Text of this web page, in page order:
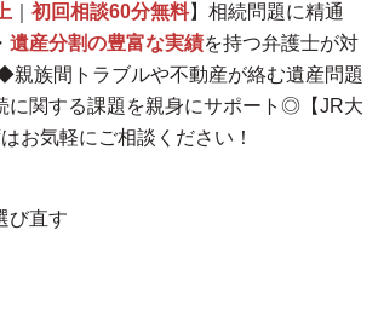
初回相談60分無料】相続問題に精通
・ 遺産分割の豊富な実績を持つ弁護士が対
親族間トラブルや不動産が絡む遺産問題
に関する課題を親身にサポート◎ 【JR大
お気軽にご相談ください！
び直す